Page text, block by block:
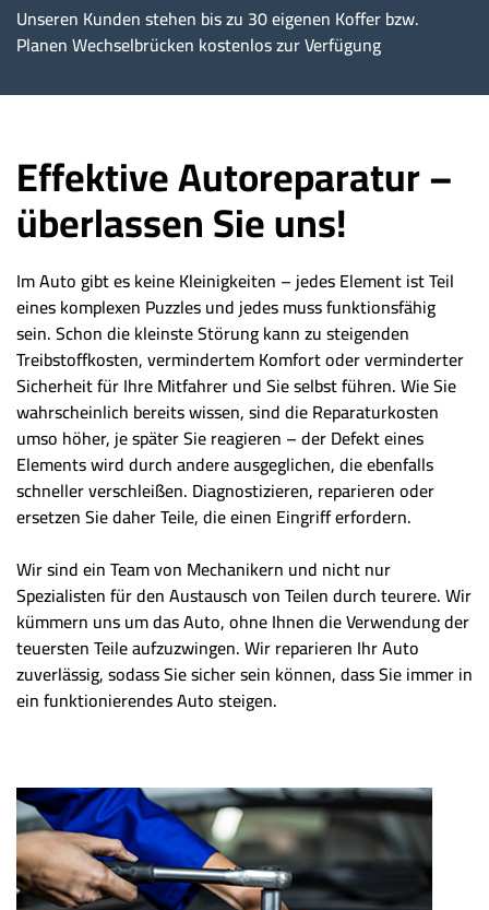
Unseren Kunden stehen bis zu 30 eigenen Koffer bzw.
Planen Wechselbrücken kostenlos zur Verfügung
Effektive Autoreparatur –
überlassen Sie uns!
Im Auto gibt es keine Kleinigkeiten – jedes Element ist Teil
eines komplexen Puzzles und jedes muss funktionsfähig
sein. Schon die kleinste Störung kann zu steigenden
Treibstoffkosten, vermindertem Komfort oder verminderter
Sicherheit für Ihre Mitfahrer und Sie selbst führen. Wie Sie
wahrscheinlich bereits wissen, sind die Reparaturkosten
umso höher, je später Sie reagieren – der Defekt eines
Elements wird durch andere ausgeglichen, die ebenfalls
schneller verschleißen. Diagnostizieren, reparieren oder
ersetzen Sie daher Teile, die einen Eingriff erfordern.
Wir sind ein Team von Mechanikern und nicht nur
Spezialisten für den Austausch von Teilen durch teurere. Wir
kümmern uns um das Auto, ohne Ihnen die Verwendung der
teuersten Teile aufzuzwingen. Wir reparieren Ihr Auto
zuverlässig, sodass Sie sicher sein können, dass Sie immer in
ein funktionierendes Auto steigen.